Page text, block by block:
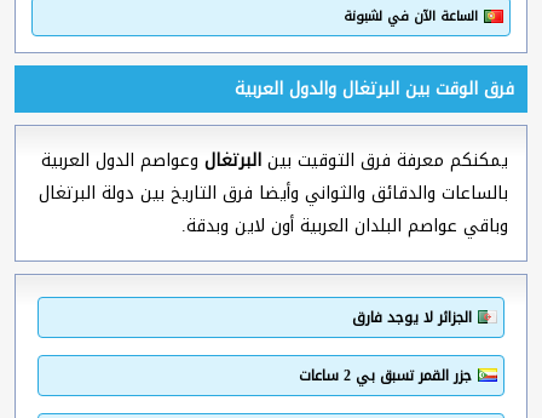
الساعة الآن في لشبونة
فرق الوقت بين البرتغال والدول العربية
يمكنكم معرفة فرق التوقيت بينالبرتغال وعواصم الدول العربية
بالساعات والدقائق والثواني وأيضا فرق التاريخ بين دولة البرتغال
وباقي عواصم البلدان العربية أون لاين وبدقة.
الجزائر لا يوجد فارق
جزر القمر تسبق بي 2 ساعات